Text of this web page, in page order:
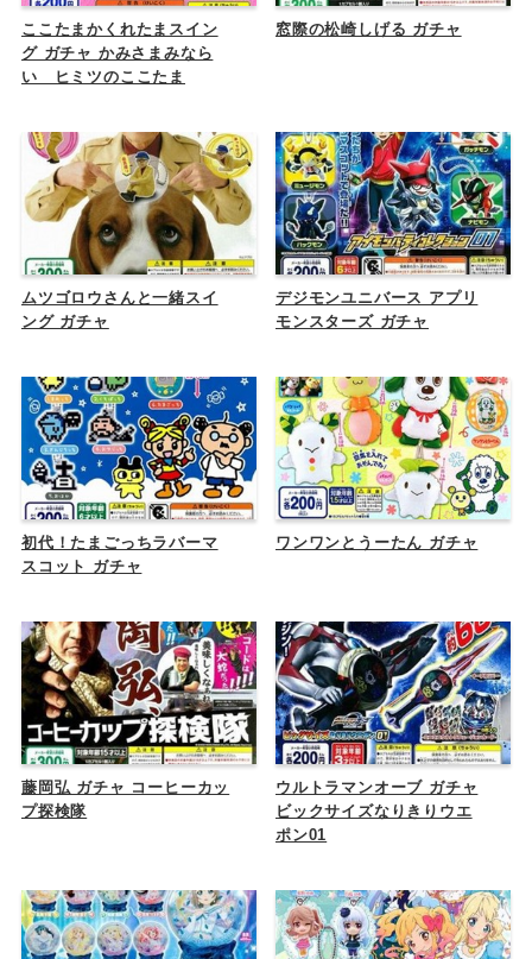
ここたまかくれたまスイン
グ ガチャ かみさまみなら
い ヒミツのここたま
窓際の松崎しげる ガチャ
ムツゴロウさんと一緒スイ
ング ガチャ
デジモンユニバース アプリ
モンスターズ ガチャ
初代！たまごっちラバーマ
スコット ガチャ
ワンワンとうーたん ガチャ
藤岡弘 ガチャ コーヒーカッ
プ探検隊
ウルトラマンオーブ ガチャ
ビックサイズなりきりウエ
ポン01